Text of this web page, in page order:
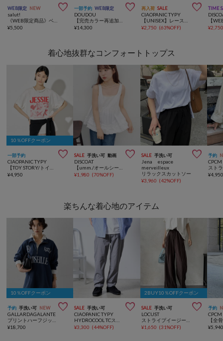
WEB限定 NEW 
salut!
《WEB限定商品》ベンチ／choupinet
¥5,500
一部予約 WEB限定 
DOUDOU
【完売カラー再追加！/WEB限定】 デニムフリルサロペット
¥14,300
再入荷 SALE 
CIAOPANIC TYPY
【UNISEX】レース刺繍シャツ/WEB限定カラーあり
¥2,750 (63%OFF)
TIME
¥
着心地抜群なコンフォートトップス
10％OFFクーポン
一部予約 
CIAOPANIC TYPY
¥4,950
SALE 手洗い可 動画 
DISCOAT
¥1,980 (70%OFF)
SALE 手洗い可 
Jena espace
merveilleux
リラックスカットソー
¥3,960 (42%OFF)
予約
CPCM
¥
楽ちんな着心地のアイテム
10％OFFクーポン
予約 手洗い可 NEW 
GALLARDAGALANTE
¥18,700
SALE 手洗い可 
CIAOPANIC TYPY
¥3,300 (44%OFF)
2BUY10％OFFクーポン
SALE 手洗い可 
LOCUST
¥1,650 (31%OFF)
予約
CPCM
¥